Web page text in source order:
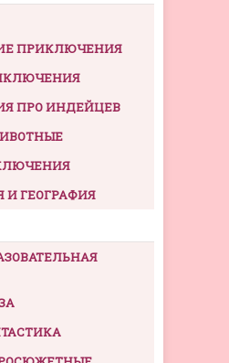
ПРИКЛЮЧЕНИЯ
ПРО ИНДЕЙЦЕВ
И ГЕОГРАФИЯ